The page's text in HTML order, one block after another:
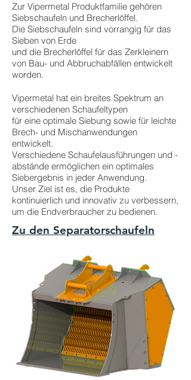
Zur Vipermetal Produktfamilie gehören
Siebschaufeln und Brecherlöffel.
Die Siebschaufeln sind vorrangig für das
Sieben von Erde
und die Brecherlöffel für das Zerkleinern
von Bau- und Abbruchabfällen entwickelt
worden.
Vipermetal hat ein breites Spektrum an
verschiedenen Schaufeltypen
für eine optimale Siebung sowie für leichte
Brech- und Mischanwendungen
entwickelt.
Verschiedene Schaufelausführungen und -
abstände ermöglichen ein optimales
Siebergebnis in jeder Anwendung.
Unser Ziel ist es, die Produkte
kontinuierlich und innovativ zu verbessern,
um die Endverbraucher zu bedienen.
Zu den Separatorschaufeln